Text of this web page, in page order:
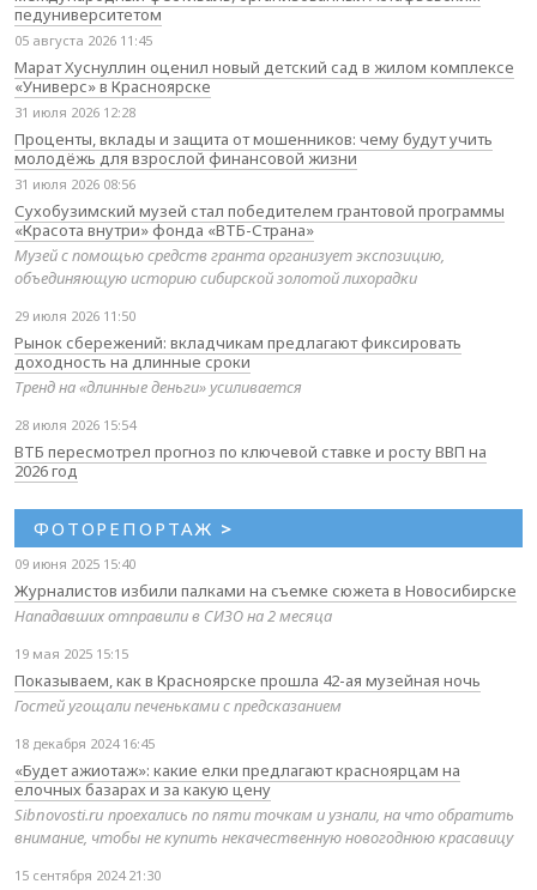
педуниверситетом
05 августа 2026 11:45
Марат Хуснуллин оценил новый детский сад в жилом комплексе
«Универс» в Красноярске
31 июля 2026 12:28
Проценты, вклады и защита от мошенников: чему будут учить
молодёжь для взрослой финансовой жизни
31 июля 2026 08:56
Сухобузимский музей стал победителем грантовой программы
«Красота внутри» фонда «ВТБ-Страна»
Музей с помощью средств гранта организует экспозицию,
объединяющую историю сибирской золотой лихорадки
29 июля 2026 11:50
Рынок сбережений: вкладчикам предлагают фиксировать
доходность на длинные сроки
Тренд на «длинные деньги» усиливается
28 июля 2026 15:54
ВТБ пересмотрел прогноз по ключевой ставке и росту ВВП на
2026 год
ФОТОРЕПОРТАЖ >
09 июня 2025 15:40
Журналистов избили палками на съемке сюжета в Новосибирске
Нападавших отправили в СИЗО на 2 месяца
19 мая 2025 15:15
Показываем, как в Красноярске прошла 42-ая музейная ночь
Гостей угощали печеньками с предсказанием
18 декабря 2024 16:45
«Будет ажиотаж»: какие елки предлагают красноярцам на
елочных базарах и за какую цену
Sibnovosti.ru проехались по пяти точкам и узнали, на что обратить
внимание, чтобы не купить некачественную новогоднюю красавицу
15 сентября 2024 21:30